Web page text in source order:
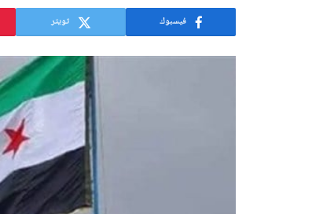
فيسبوك تويتر